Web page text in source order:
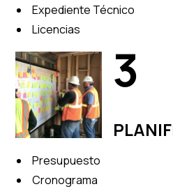
Expediente Técnico
Licencias
3
Presupuesto
Cronograma